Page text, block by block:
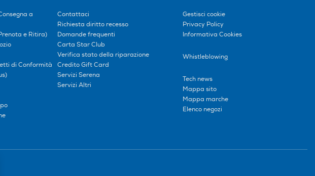
a
e Ritira)
di Conformità
Contattaci
Richiesta diritto recesso
Domande frequenti
Carta Star Club
Verifica stato della riparazione
Credito Gift Card
Servizi Serena
Servizi Altri
Gestisci cookie
Privacy Policy
Informativa Cookies
Whistleblowing
Tech news
Mappa sito
Mappa marche
Elenco negozi